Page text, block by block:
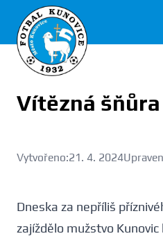
FK Kunovice
Vítězná
Vytvořeno:21. 4. 2024
Dneska za nepříliš
zajíždělo mužstvo